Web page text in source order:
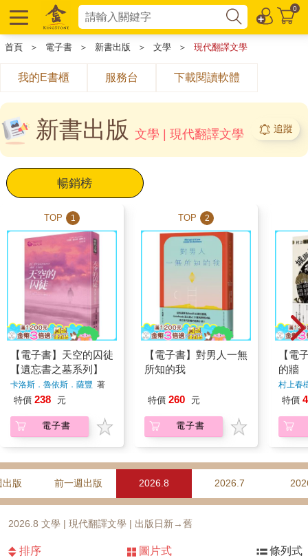
0
首頁 ＞ 電子書 ＞ 新書出版 ＞ 文學 ＞ 現代翻譯文學
我的E書櫃 服務台 下載閱讀軟體
新書出版 文學 | 現代翻譯文學 追蹤
暢銷榜
TOP 1
【電子書】天空的囚徒
【遺忘書之墓系列】
卡洛斯．魯依斯．薩豐 著
特價 238 元
電子書
TOP 2
【電子書】對男人一無
所知的我
特價 260 元
電子書
【電
的牆
村上春
特價
出版 前一週出版 2026.8 2026.7
2026.8 文學 | 現代翻譯文學 | 出版日新→舊
排序 圖片式 條列式